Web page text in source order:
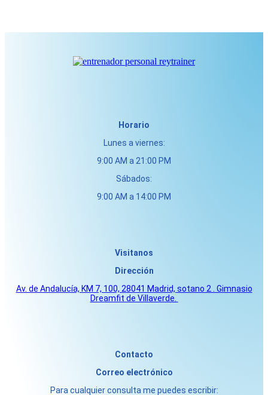
Horario
Lunes a viernes:
9:00 AM a 21:00 PM
Sábados:
9:00 AM a 14:00 PM
Visitanos
Dirección
Av. de Andalucía, KM 7, 100, 28041 Madrid, sotano 2 . Gimnasio
Dreamfit de Villaverde.
Contacto
Correo electrónico
Para cualquier consulta me puedes escribir: